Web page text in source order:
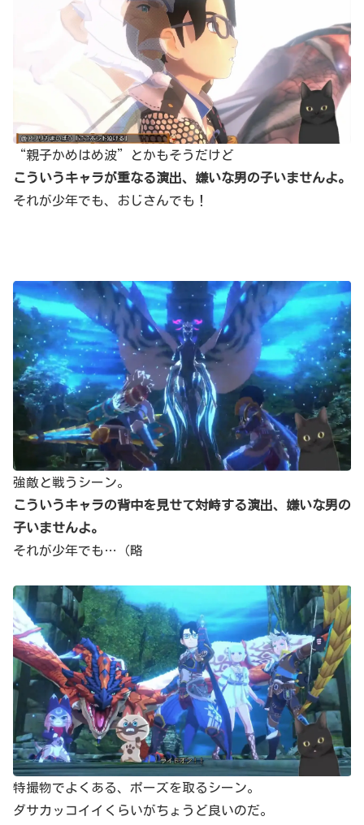
“親子かめはめ波”とかもそうだけど
こういうキャラが重なる演出、嫌いな男の子いませんよ。
それが少年でも、おじさんでも！
強敵と戦うシーン。
こういうキャラの背中を見せて対峙する演出、嫌いな男の
子いませんよ。
それが少年でも…（略
特撮物でよくある、ポーズを取るシーン。
ダサカッコイイくらいがちょうど良いのだ。